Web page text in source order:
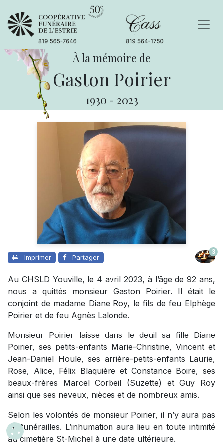
À la mémoire de
Gaston Poirier
1930 - 2023
Imprimer Partager
3
Au CHSLD Youville, le 4 avril 2023, à l’âge de 92 ans,
nous a quittés monsieur Gaston Poirier. Il était le
conjoint de madame Diane Roy, le fils de feu Elphège
Poirier et de feu Agnès Lalonde.
Monsieur Poirier laisse dans le deuil sa fille Diane
Poirier, ses petits-enfants Marie-Christine, Vincent et
Jean-Daniel Houle, ses arrière-petits-enfants Laurie,
Rose, Alice, Félix Blaquière et Constance Boire, ses
beaux-frères Marcel Corbeil (Suzette) et Guy Roy
ainsi que ses neveux, nièces et de nombreux amis.
Selon les volontés de monsieur Poirier, il n’y aura pas
de funérailles. L’inhumation aura lieu en toute intimité
au cimetière St-Michel à une date ultérieure.